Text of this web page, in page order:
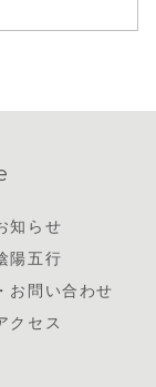
知らせ
陽五行
お問い合わせ
クセス